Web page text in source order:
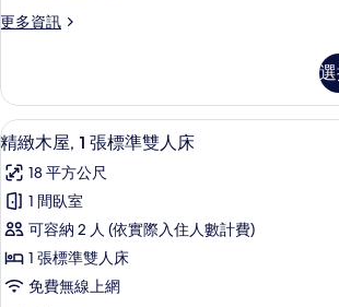
人
房
的
所
有
相
片
更多資訊
更
豪
華
雙
套
房
的
詳
情
顯
示
精
緻
木
屋,
1 間臥室、高
6
精緻木屋, 1 張標準雙人床
18 平方公尺
1 間臥室
可容納 2 人 (依實際入住人數計費)
1 張標準雙人床
免費無線上網